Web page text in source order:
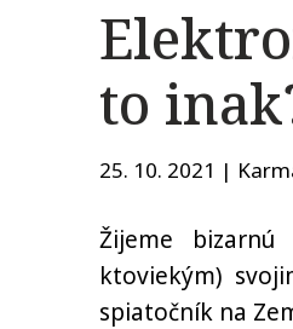
to
25. 10. 2021 |
Žijeme bizarnú
ktoviekým)
spiatočník na